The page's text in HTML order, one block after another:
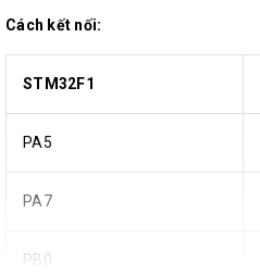
Cách kết nối:
STM32F1
PA5
PA7
PB0